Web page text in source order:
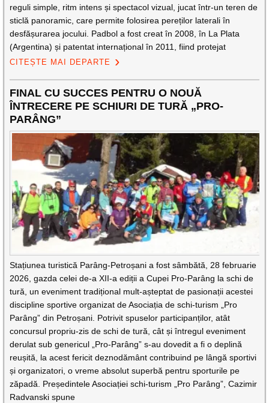
reguli simple, ritm intens și spectacol vizual, jucat într-un teren de
sticlă panoramic, care permite folosirea pereților laterali în
desfășurarea jocului. Padbol a fost creat în 2008, în La Plata
(Argentina) și patentat internațional în 2011, fiind protejat
CITEȘTE MAI DEPARTE
FINAL CU SUCCES PENTRU O NOUĂ
ÎNTRECERE PE SCHIURI DE TURĂ „PRO-
PARÂNG”
Stațiunea turistică Parâng-Petroșani a fost sâmbătă, 28 februarie
2026, gazda celei de-a XII-a ediții a Cupei Pro-Parâng la schi de
tură, un eveniment tradițional mult-așteptat de pasionații acestei
discipline sportive organizat de Asociația de schi-turism „Pro
Parâng” din Petroșani. Potrivit spuselor participanților, atât
concursul propriu-zis de schi de tură, cât și întregul eveniment
derulat sub genericul „Pro-Parâng” s-au dovedit a fi o deplină
reușită, la acest fericit deznodământ contribuind pe lângă sportivi
și organizatori, o vreme absolut superbă pentru sporturile pe
zăpadă. Președintele Asociației schi-turism „Pro Parâng”, Cazimir
Radvanski spune